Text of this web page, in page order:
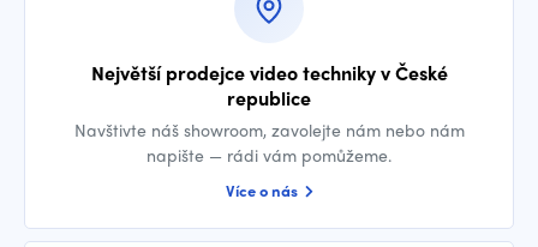
Největší prodejce video techniky v České
republice
Navštivte náš showroom, zavolejte nám nebo nám
napište — rádi vám pomůžeme.
Více o nás